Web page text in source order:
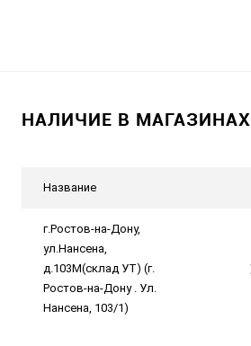
НАЛИЧИЕ В МАГАЗИНАХ
Название
г.Ростов-на-Дону,
ул.Нансена,
д.103М(склад УТ) (г.
Ростов-на-Дону . Ул.
Нансена, 103/1)